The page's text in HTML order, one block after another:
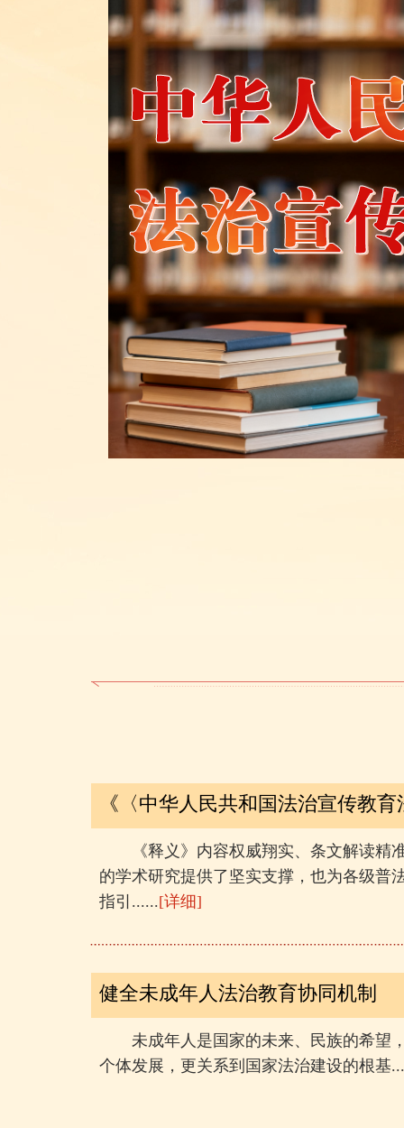
《〈中华人民共和国法治宣传教
《释义》内容权威翔实、条文解读精
的学术研究提供了坚实支撑，也为各级普
指引......[详细]
健全未成年人法治教育协同机制
未成年人是国家的未来、民族的希望
个体发展，更关系到国家法治建设的根基